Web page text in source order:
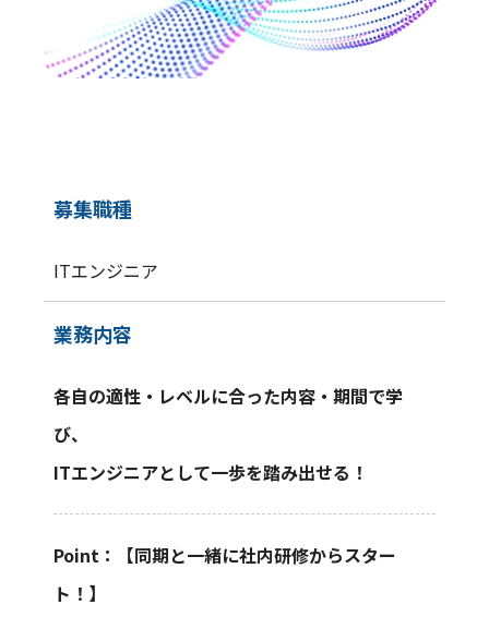
募集職種
ITエンジニア
業務内容
各自の適性・レベルに合った内容・期間で学
び、
ITエンジニアとして一歩を踏み出せる！
Point：【同期と一緒に社内研修からスター
ト！】